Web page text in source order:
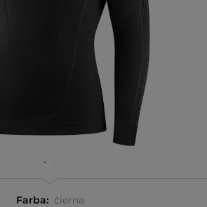
Farba: čierna